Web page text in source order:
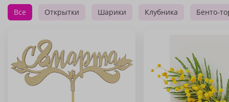
Все Открытки Шарики Клубника Бенто-